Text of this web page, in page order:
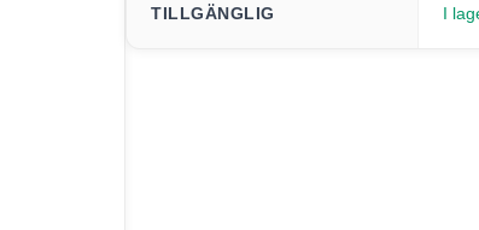
TILLGÄNGLIG I